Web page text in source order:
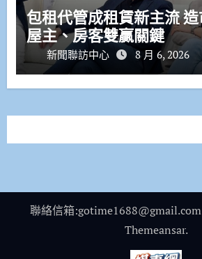
包租代管成租賃新主流 造市建設解析
屋主、房客雙贏關鍵
新聞聯訪中心 8 月 6, 2026
聯絡信箱:gotime1688@gmail.com
Themeansar.